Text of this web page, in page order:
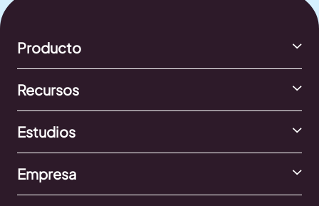
Producto
Recursos
Estudios
Empresa